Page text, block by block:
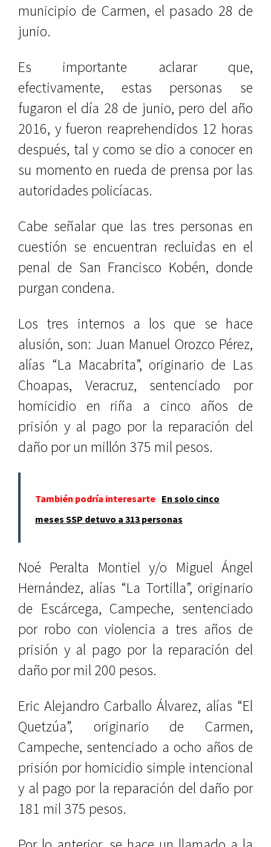
municipio de Carmen, el pasado 28 de
junio.
Es importante aclarar que,
efectivamente, estas personas se
fugaron el día 28 de junio, pero del año
2016, y fueron reaprehendidos 12 horas
después, tal y como se dio a conocer en
su momento en rueda de prensa por las
autoridades policíacas.
Cabe señalar que las tres personas en
cuestión se encuentran recluidas en el
penal de San Francisco Kobén, donde
purgan condena.
Los tres internos a los que se hace
alusión, son: Juan Manuel Orozco Pérez,
alías “La Macabrita”, originario de Las
Choapas, Veracruz, sentenciado por
homicidio en riña a cinco años de
prisión y al pago por la reparación del
daño por un millón 375 mil pesos.
También podría interesarte En solo cinco
meses SSP detuvo a 313 personas
Noé Peralta Montiel y/o Miguel Ángel
Hernández, alías “La Tortilla”, originario
de Escárcega, Campeche, sentenciado
por robo con violencia a tres años de
prisión y al pago por la reparación del
daño por mil 200 pesos.
Eric Alejandro Carballo Álvarez, alías “El
Quetzúa”, originario de Carmen,
Campeche, sentenciado a ocho años de
prisión por homicidio simple intencional
y al pago por la reparación del daño por
181 mil 375 pesos.